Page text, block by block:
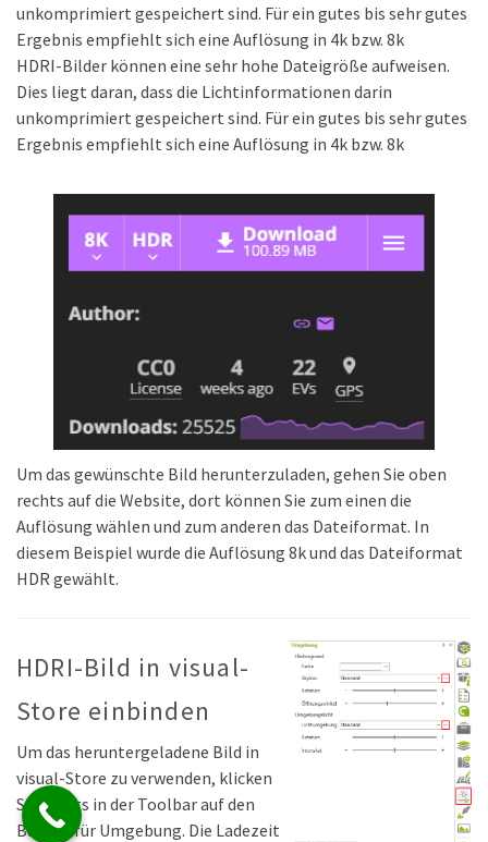
unkomprimiert gespeichert sind. Für ein gutes bis sehr gutes
Ergebnis empfiehlt sich eine Auflösung in 4k bzw. 8k
HDRI-Bilder können eine sehr hohe Dateigröße aufweisen.
Dies liegt daran, dass die Lichtinformationen darin
unkomprimiert gespeichert sind. Für ein gutes bis sehr gutes
Ergebnis empfiehlt sich eine Auflösung in 4k bzw. 8k
Um das gewünschte Bild herunterzuladen, gehen Sie oben
rechts auf die Website, dort können Sie zum einen die
Auflösung wählen und zum anderen das Dateiformat. In
diesem Beispiel wurde die Auflösung 8k und das Dateiformat
HDR gewählt.
HDRI-Bild in visual-
Store einbinden
Um das heruntergeladene Bild in
visual-Store zu verwenden, klicken
Sie rechts in der Toolbar auf den
Button für Umgebung. Die Ladezeit